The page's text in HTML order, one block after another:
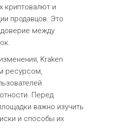
криптовалют и
продавцов. Это
между
Kraken
ресурсом,
Перед
важно изучить
и способы их